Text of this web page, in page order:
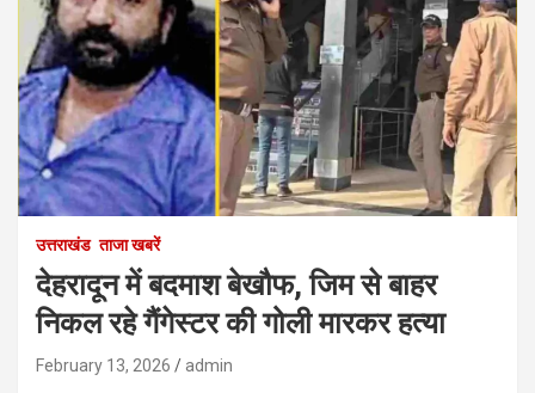
उत्तराखंड ताजा खबरें
देहरादून में बदमाश बेखौफ, जिम से बाहर
निकल रहे गैंगेस्टर की गोली मारकर हत्या
February 13, 2026 admin